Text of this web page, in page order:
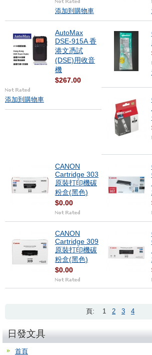
添加到購物車
AutoMax
DSE-915A 香
港文憑試
(DSE)用收音
機
$267.00
添加到購物車
CANON
Cartridge 303
原裝打印機碳
粉盒(黑色)
$0.00
CANON
Cartridge 309
原裝打印機碳
粉盒(黑色)
$0.00
頁: 1 2 3 4
日發文具
首頁